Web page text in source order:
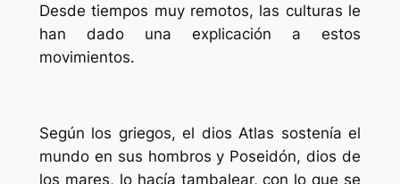
Desde tiempos muy remotos, las culturas le
han dado una explicación a estos
movimientos.
Según los griegos, el dios Atlas sostenía el
mundo en sus hombros y Poseidón, dios de
los mares, lo hacía tambalear, con lo que se